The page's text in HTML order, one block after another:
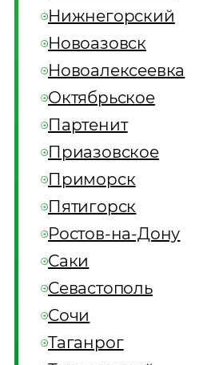
Нижнегорский
Новоазовск
Новоалексеевка
Октябрьское
Партенит
Приазовское
Приморск
Пятигорск
Ростов-на-Дону
Саки
Севастополь
Сочи
Таганрог